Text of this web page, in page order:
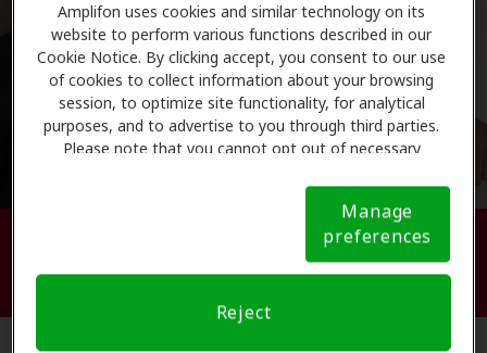
Amplifon uses cookies and similar technology on its
website to perform various functions described in our
Cookie Notice. By clicking accept, you consent to our use
of cookies to collect information about your browsing
session, to optimize site functionality, for analytical
purposes, and to advertise to you through third parties.
Please note that you cannot opt out of necessary
Notice (link here below). If you are using an opt-out
preference signal, we will honor that signal. Cookie
Manage
preferences
Reject
Busque su centro de atención
auditiva.